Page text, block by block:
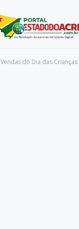
Vendas do Dia das Crianças devem crescer